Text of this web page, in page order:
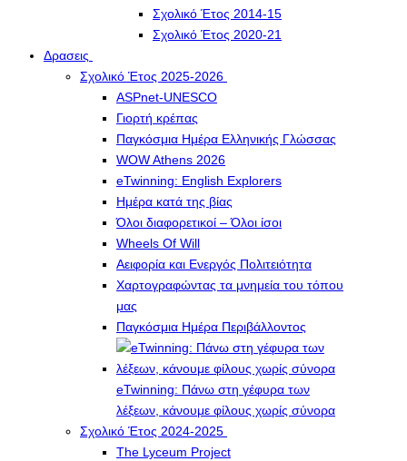
Σχολικό Έτος 2014-15
Σχολικό Έτος 2020-21
Δρασεις
Σχολικό Έτος 2025-2026
ASPnet-UNESCO
Γιορτή κρέπας
Παγκόσμια Ημέρα Ελληνικής Γλώσσας
WOW Athens 2026
eTwinning: English Explorers
Ημέρα κατά της βίας
Όλοι διαφορετικοί – Όλοι ίσοι
Wheels Of Will
Αειφορία και Ενεργός Πολιτειότητα
Χαρτογραφώντας τα μνημεία του τόπου
μας
Παγκόσμια Ημέρα Περιβάλλοντος
eTwinning: Πάνω στη γέφυρα των
λέξεων, κάνουμε φίλους χωρίς σύνορα
Σχολικό Έτος 2024-2025
The Lyceum Project